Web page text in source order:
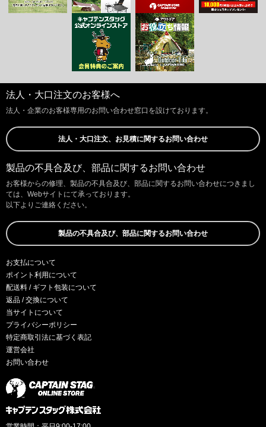
法人・大口注文のお客様へ
法人・企業のお客様専用のお問い合わせ窓口を設けております。
法人・大口注文、お見積に関するお問い合わせ
製品の不具合及び、部品に関するお問い合わせ
お客様からの修理、製品の不具合及び、部品に関するお問い合わせにつきまし
ては、Webサイトにて承っております。
以下よりご連絡ください。
製品の不具合及び、部品に関するお問い合わせ
お支払について
ポイント利用について
配送料 / ギフト包装について
返品 / 交換について
当サイトについて
プライバシーポリシー
特定商取引法に基づく表記
運営会社
お問い合わせ